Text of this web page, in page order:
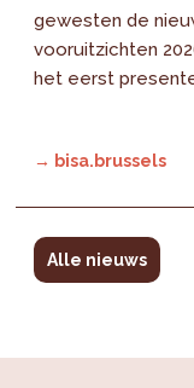
gewesten de
vooruitzichten
het eerst
→ bisa.brussels
Alle nieuws